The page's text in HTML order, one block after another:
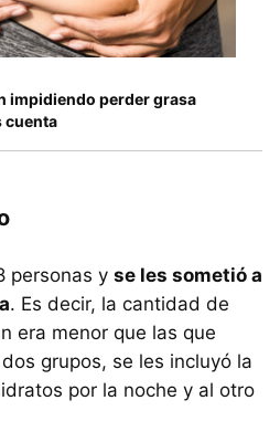
impidiendo perder grasa
cuenta
personas y se les sometió a
. Es decir, la cantidad de
era menor que las que
grupos, se les incluyó la
por la noche y al otro